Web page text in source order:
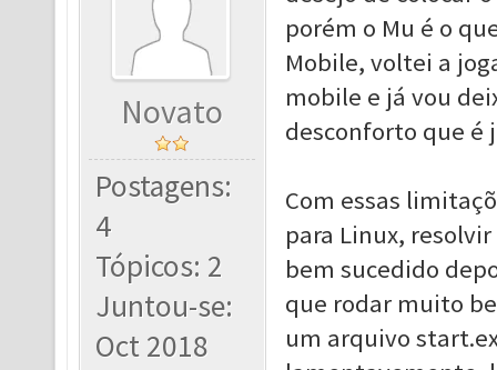
Novato
Postagens:
4
Tópicos: 2
Juntou-se:
Oct 2018
porém o Mu é o
Mobile, voltei a
mobile e já vou
desconforto que é
Com essas
para Linux,
bem sucedido
que rodar muito
um arquivo